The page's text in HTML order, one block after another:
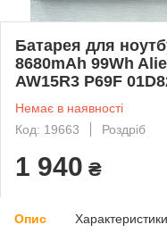
Батарея для
8680mAh 99Wh
AW15R3 P69F
Немає в наявності
Код: 19663
Роздріб
1 940 ₴
Опис Характеристики